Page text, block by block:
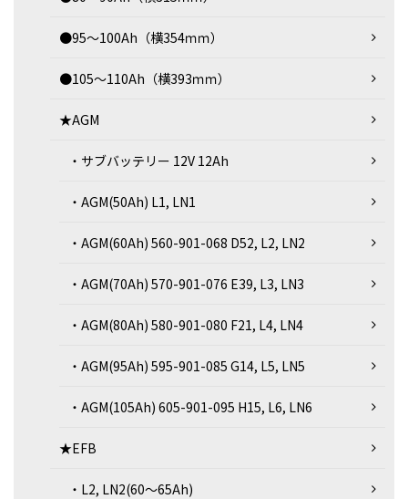
●95～100Ah（横354ｍｍ）
●105～110Ah（横393ｍｍ）
★AGM
・サブバッテリー 12V 12Ah
・AGM(50Ah) L1, LN1
・AGM(60Ah) 560-901-068 D52, L2, LN2
・AGM(70Ah) 570-901-076 E39, L3, LN3
・AGM(80Ah) 580-901-080 F21, L4, LN4
・AGM(95Ah) 595-901-085 G14, L5, LN5
・AGM(105Ah) 605-901-095 H15, L6, LN6
★EFB
・L2, LN2(60～65Ah)